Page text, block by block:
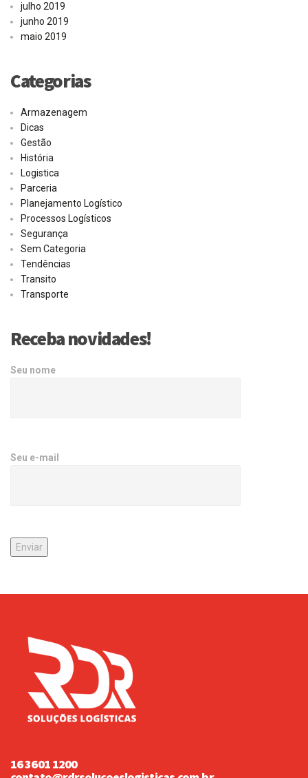
julho 2019
junho 2019
maio 2019
Categorias
Armazenagem
Dicas
Gestão
História
Logistica
Parceria
Planejamento Logístico
Processos Logísticos
Segurança
Sem Categoria
Tendências
Transito
Transporte
Receba novidades!
Seu nome
Seu e-mail
16 3601 1200